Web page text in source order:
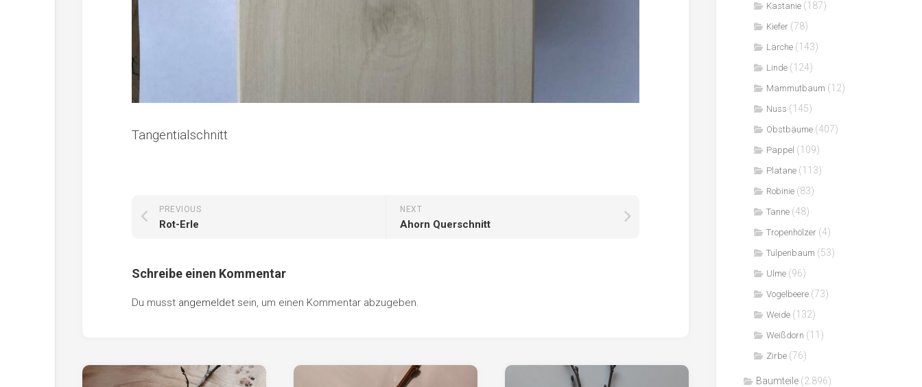
Tangentialschnitt
NEXT
Ahorn Querschnitt
PREVIOUS
Rot-Erle
Schreibe einen Kommentar
Du musst angemeldet sein, um einen Kommentar abzugeben.
Kastanie (187)
Kiefer (78)
Lärche (143)
Linde (124)
Mammutbaum (12)
Nuss (145)
Obstbäume (407)
Pappel (109)
Platane (113)
Robinie (83)
Tanne (48)
Tropenhölzer (4)
Tulpenbaum (53)
Ulme (96)
Vogelbeere (73)
Weide (132)
Weißdorn (11)
Zirbe (76)
Baumteile (2.896)